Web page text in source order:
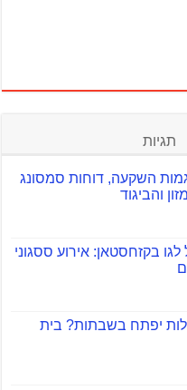
תגיות
השקעה, דוחות סמסונג
והביגוד
בקזחסטאן: אירוע ססגוני
יפתח בשבתות? בית